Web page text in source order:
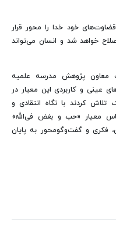
خود خدا را محور قرار
خواهد شد و انسان می‌تواند
معاون پژوهش مدرسه علمیه
عینی و کاربردی این معیار در
کردند با نگاه انتقادی و
معیار «حب و بغض فی‌الله»
فکری و گفت‌وگومحور به پایان